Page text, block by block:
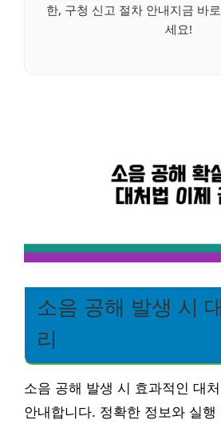
한, 구청 신고 절차 안내지금 바
세요!
소음 공해 발생 시
리
소음 공해 발생 시 효과적인 대
안내합니다. 정확한 정보와 실행